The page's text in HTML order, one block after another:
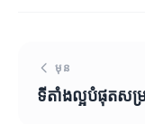
មុន
ទីតាំងល្អបំផុតសម្